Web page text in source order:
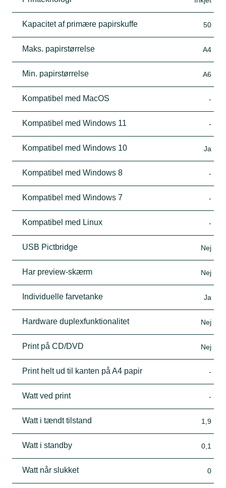
Kapacitet af primære papirskuffe 50
Maks. papirstørrelse A4
Min. papirstørrelse A6
Kompatibel med MacOS -
Kompatibel med Windows 11 -
Kompatibel med Windows 10 Ja
Kompatibel med Windows 8 -
Kompatibel med Windows 7 -
Kompatibel med Linux -
USB Pictbridge Nej
Har preview-skærm Nej
Individuelle farvetanke Ja
Hardware duplexfunktionalitet Nej
Print på CD/DVD Nej
Print helt ud til kanten på A4 papir -
Watt ved print -
Watt i tændt tilstand 1,9
Watt i standby 0,1
Watt når slukket 0